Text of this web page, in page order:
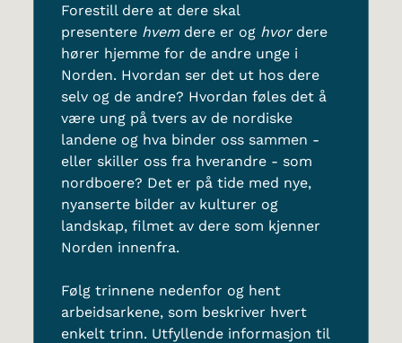
Forestill dere at dere skal
presentere hvemdere er og hvordere
hører hjemme for de andre unge i
Norden. Hvordan ser det ut hos dere
selv og de andre? Hvordan føles det å
være ung på tvers av de nordiske
landene og hva binder oss sammen -
eller skiller oss fra hverandre - som
nordboere? Det er på tide med nye,
nyanserte bilder av kulturer og
landskap, filmet av dere som kjenner
Norden innenfra.
Følg trinnene nedenfor og hent
arbeidsarkene, som beskriver hvert
enkelt trinn. Utfyllende informasjon til